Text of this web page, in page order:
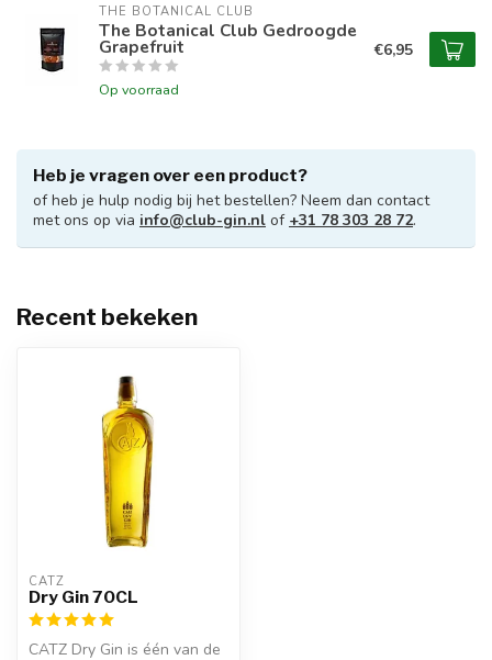
THE BOTANICAL CLUB
The Botanical Club Gedroogde
Grapefruit
Op voorraad
€6,95
Heb je vragen over een product?
of heb je hulp nodig bij het bestellen? Neem dan contact
met ons op via info@club-gin.nl of +31 78 303 28 72.
Recent bekeken
CATZ
Dry Gin 70CL
CATZ Dry Gin is één van de